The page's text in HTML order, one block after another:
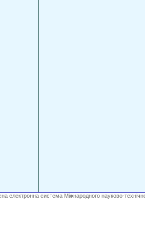
електронна система Міжнародного науково-